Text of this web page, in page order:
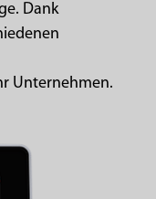
Dank
Unternehmen.